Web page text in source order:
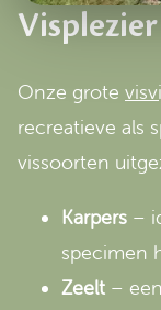
Onze grote
recreatieve als
vissoorten
Karpers –
specimen
Zeelt –